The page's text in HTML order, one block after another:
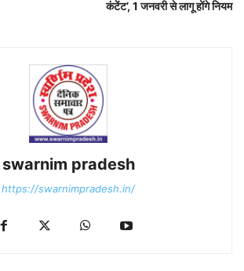
कंटेंट’, 1 जनवरी से लागू होंगे नियम
swarnim pradesh
https://swarnimpradesh.in/